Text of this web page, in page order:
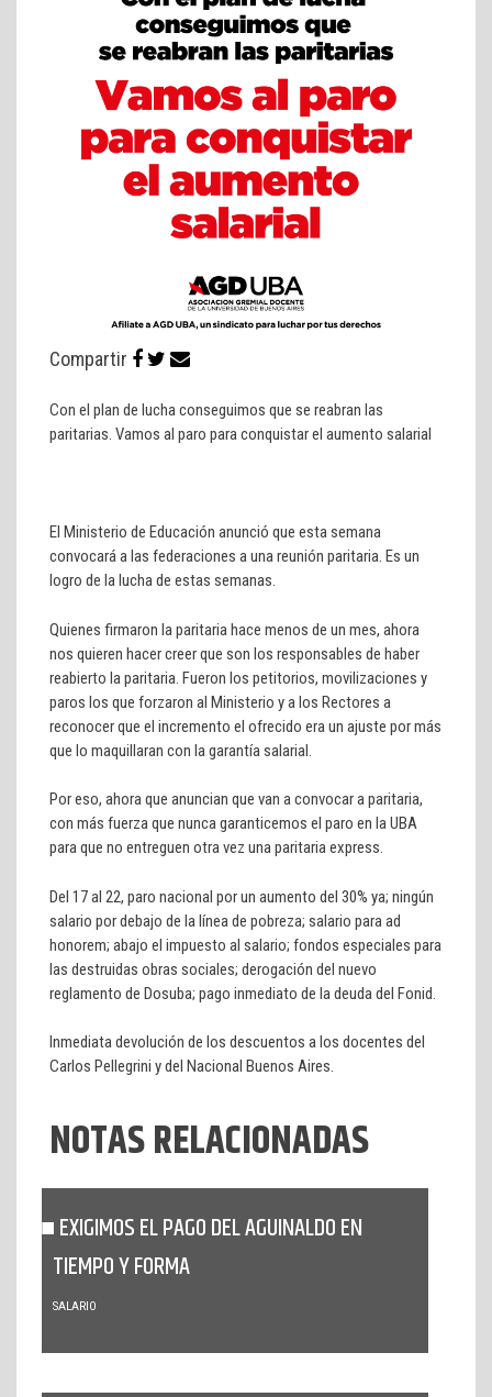
Compartir
Con el plan de lucha conseguimos que se reabran las
paritarias. Vamos al paro para conquistar el aumento salarial
El Ministerio de Educación anunció que esta semana
convocará a las federaciones a una reunión paritaria. Es un
logro de la lucha de estas semanas.
Quienes firmaron la paritaria hace menos de un mes, ahora
nos quieren hacer creer que son los responsables de haber
reabierto la paritaria. Fueron los petitorios, movilizaciones y
paros los que forzaron al Ministerio y a los Rectores a
reconocer que el incremento el ofrecido era un ajuste por más
que lo maquillaran con la garantía salarial.
Por eso, ahora que anuncian que van a convocar a paritaria,
con más fuerza que nunca garanticemos el paro en la UBA
para que no entreguen otra vez una paritaria express.
Del 17 al 22, paro nacional por un aumento del 30% ya; ningún
salario por debajo de la línea de pobreza; salario para ad
honorem; abajo el impuesto al salario; fondos especiales para
las destruidas obras sociales; derogación del nuevo
reglamento de Dosuba; pago inmediato de la deuda del Fonid.
Inmediata devolución de los descuentos a los docentes del
Carlos Pellegrini y del Nacional Buenos Aires.
NOTAS RELACIONADAS
EXIGIMOS EL PAGO DEL AGUINALDO EN
TIEMPO Y FORMA
SALARIO